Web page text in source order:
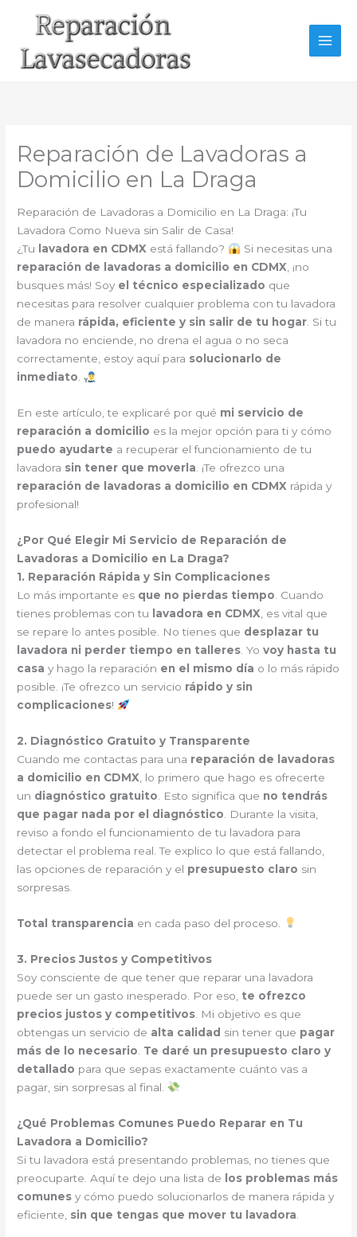
Reparación de Lavadoras a
Domicilio en La Draga
Reparación de Lavadoras a Domicilio en La Draga: ¡Tu
Lavadora Como Nueva sin Salir de Casa!
¿Tu
lavadora en CDMX está fallando?
Si necesitas una
reparación de lavadoras a domicilio en CDMX, ¡no
busques más! Soy el técnico especializado que
necesitas para resolver cualquier problema con tu lavadora
de manera rápida, eficiente y sin salir de tu hogar. Si tu
lavadora no enciende, no drena el agua o no seca
correctamente, estoy aquí para solucionarlo de
inmediato.
En este artículo, te explicaré por qué mi servicio de
reparación a domicilio es la mejor opción para ti y cómo
puedo ayudarte a recuperar el funcionamiento de tu
lavadora sin tener que moverla . ¡Te ofrezco una
reparación de lavadoras a domicilio en CDMX rápida y
profesional!
¿Por Qué Elegir Mi Servicio de Reparación de
Lavadoras a Domicilio en La Draga?
1. Reparación Rápida y Sin Complicaciones
Lo más importante es que no pierdas tiempo . Cuando
tienes problemas con tu
lavadora en CDMX , es vital que
se repare lo antes posible. No tienes que desplazar tu
lavadora ni perder tiempo en talleres . Yovoy hasta tu
casa y hago la reparación en el mismo día o lo más rápido
posible. ¡Te ofrezco un servicio rápido y sin
complicaciones!
2. Diagnóstico Gratuito y Transparente
Cuando me contactas para una reparación de lavadoras
a domicilio en CDMX , lo primero que hago es ofrecerte
un diagnóstico gratuito . Esto significa que no tendrás
que pagar nada por el diagnóstico . Durante la visita,
reviso a fondo el funcionamiento de tu lavadora para
detectar el problema real. Te explico lo que está fallando,
las opciones de reparación y el presupuesto claro sin
sorpresas.
Total transparencia en cada paso del proceso.
3. Precios Justos y Competitivos
Soy consciente de que tener que reparar una lavadora
puede ser un gasto inesperado. Por eso, te ofrezco
precios justos y competitivos . Mi objetivo es que
obtengas un servicio de alta calidad sin tener que pagar
más de lo necesario Te daré un presupuesto claro y
detallado para que sepas exactamente cuánto vas a
pagar, sin sorpresas al final.
¿Qué Problemas Comunes Puedo Reparar en Tu
Lavadora a Domicilio?
Si tu lavadora está presentando problemas, no tienes que
preocuparte. Aquí te dejo una lista de los problemas más
comunes y cómo puedo solucionarlos de manera rápida y
eficiente, sin que tengas que mover tu lavadora